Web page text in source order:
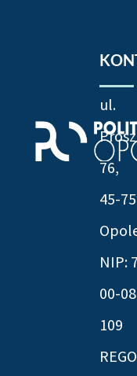
ul.
76,
45-
NIP:
00-
109